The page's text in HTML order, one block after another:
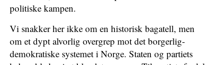
politiske kampen.
Vi snakker her ikke om en historisk bagatell, men
om et dypt alvorlig overgrep mot det borgerlig-
demokratiske systemet i Norge. Staten og partiets